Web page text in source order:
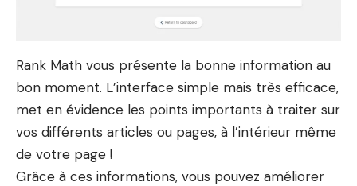
Rank Math vous présente la bonne information au
bon moment. L’interface simple mais très efficace,
met en évidence les points importants à traiter sur
vos différents articles ou pages, à l’intérieur même
de votre page !
Grâce à ces informations, vous pouvez améliorer